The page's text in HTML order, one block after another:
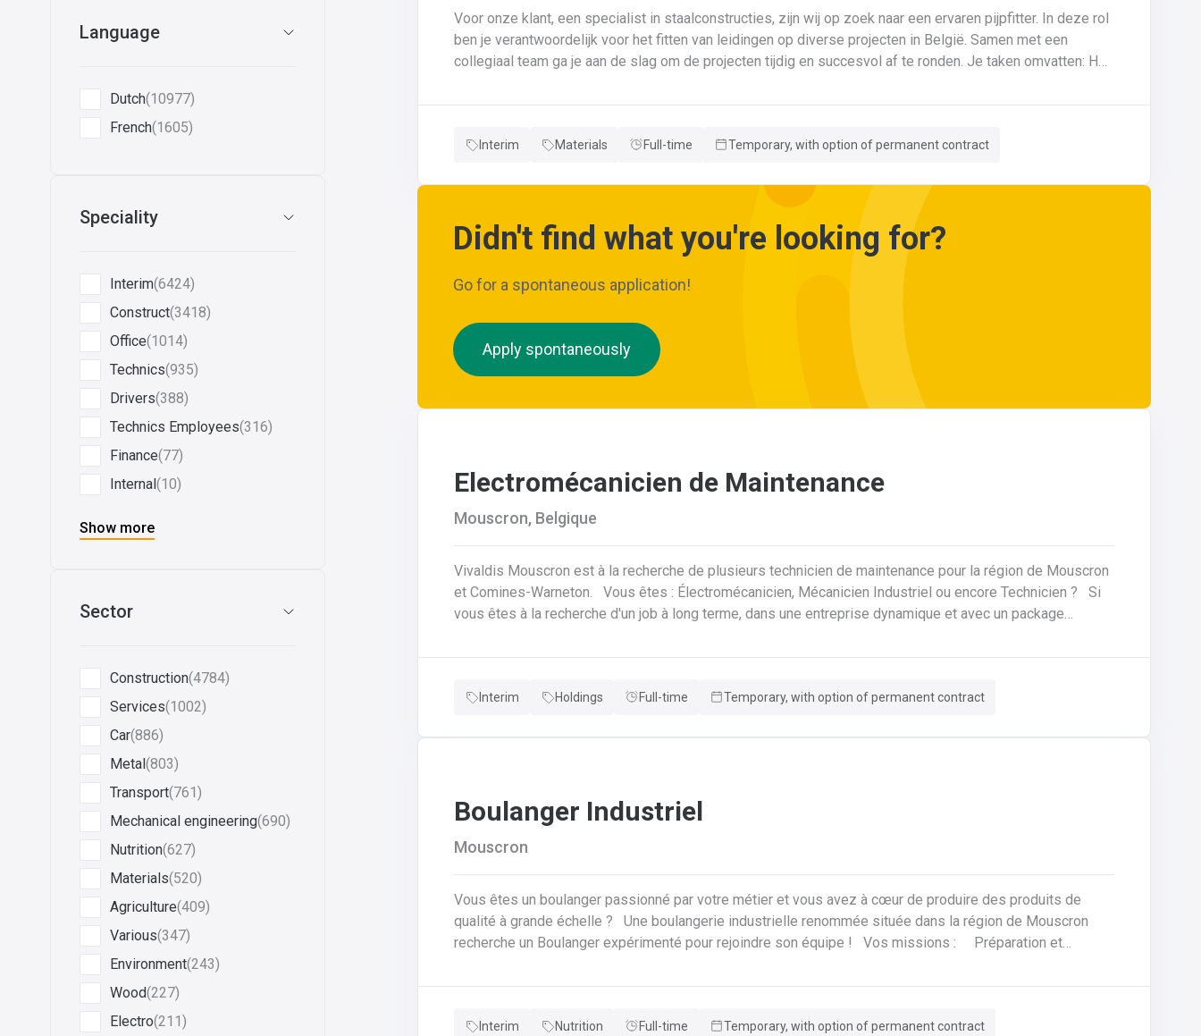
Language
Dutch(10977)
French(1605)
Speciality
Interim(6424)
Construct(3418)
Office(1014)
Technics(935)
Drivers(388)
Technics Employees(316)
Finance(77)
Internal(10)
Show more
Sector
Construction(4784)
Services(1002)
Car(886)
Metal(803)
Transport(761)
Mechanical engineering(690)
Nutrition(627)
Materials(520)
Agriculture(409)
Various(347)
Environment(243)
Wood(227)
Electro(211)
Voor onze klant, een specialist in staalconstructies, zijn wij op zoek naar een ervaren pijpfitter. In deze rol
ben je verantwoordelijk voor het fitten van leidingen op diverse projecten in België. Samen met een
collegiaal team ga je aan de slag om de projecten tijdig en succesvol af te ronden. Je taken omvatten: Het
van leidingen in samenwerking met je collega’s.Basisonderhoud aan machines en installaties.Kritische
en bijhouden van lasdossiers.Interpretatie en uitvoering van ISO-tekeningen en P&ID’s.Herstellingen en
Interim Materials Full-time Temporary, with option of permanent contract
Didn't find what you're looking for?
Go for a spontaneous application!
Apply spontaneously
Electromécanicien de Maintenance
Mouscron, Belgique
Vivaldis Mouscron est à la recherche de plusieurs technicien de maintenance pour la région de Mouscron
et Comines-Warneton. Vous êtes : Électromécanicien, Mécanicien Industriel ou encore Technicien ? Si
vous êtes à la recherche d'un job à long terme, dans une entreprise dynamique et avec un package
vous offrons la possibilité de travailler à moins de 45 minutes de votre domicile. Le tout avec des
profil ci-dessous :
Interim Holdings Full-time Temporary, with option of permanent contract
Boulanger Industriel
Mouscron
Vous êtes un boulanger passionné par votre métier et vous avez à cœur de produire des produits de
qualité à grande échelle ? Une boulangerie industrielle renommée située dans la région de Mouscron
recherche un Boulanger expérimenté pour rejoindre son équipe ! Vos missions : Préparation et
brioches et autres produits de boulangerie en grandes quantités, selon des recettes spécifiques.Contrôle
d'apparence. Vous contrôlerez la cuisson et les procédés de fabrication pour garantir des produits de
Interim Nutrition Full-time Temporary, with option of permanent contract